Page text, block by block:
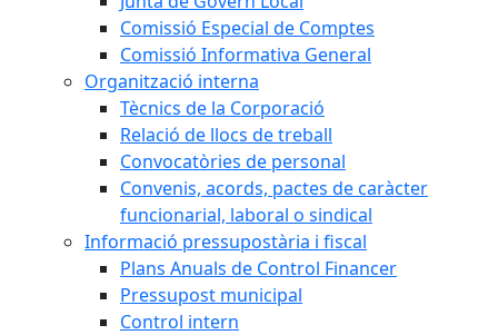
Comissió Especial de Comptes
Comissió Informativa General
Organització interna
Tècnics de la Corporació
Relació de llocs de treball
Convocatòries de personal
Convenis, acords, pactes de caràcter
funcionarial, laboral o sindical
Informació pressupostària i fiscal
Plans Anuals de Control Financer
Pressupost municipal
Control intern